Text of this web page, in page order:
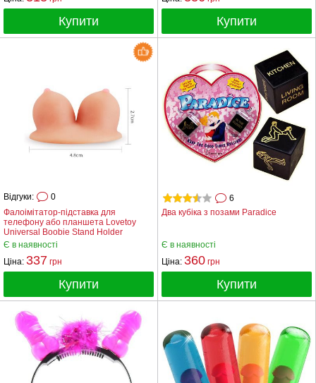
Купити Купити
Фалоімітатор-підставка для
телефону або планшета Lovetoy
Universal Boobie Stand Holder
Відгуки: 0
Є в наявності
Ціна: 337 грн
Купити
Два кубіка з позами Paradice
6
Є в наявності
Ціна: 360 грн
Купити